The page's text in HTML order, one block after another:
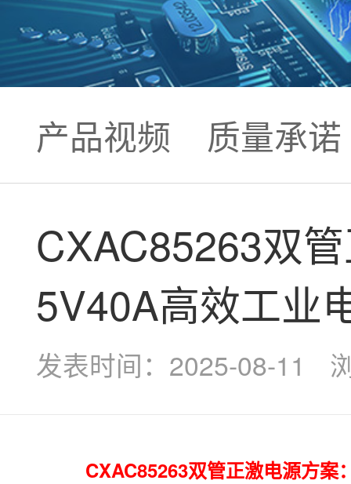
产品视频 质量承诺
CXAC85263双
5V40A高效工业
发表时间：2025-08-11
CXAC85263双管正激电源方案